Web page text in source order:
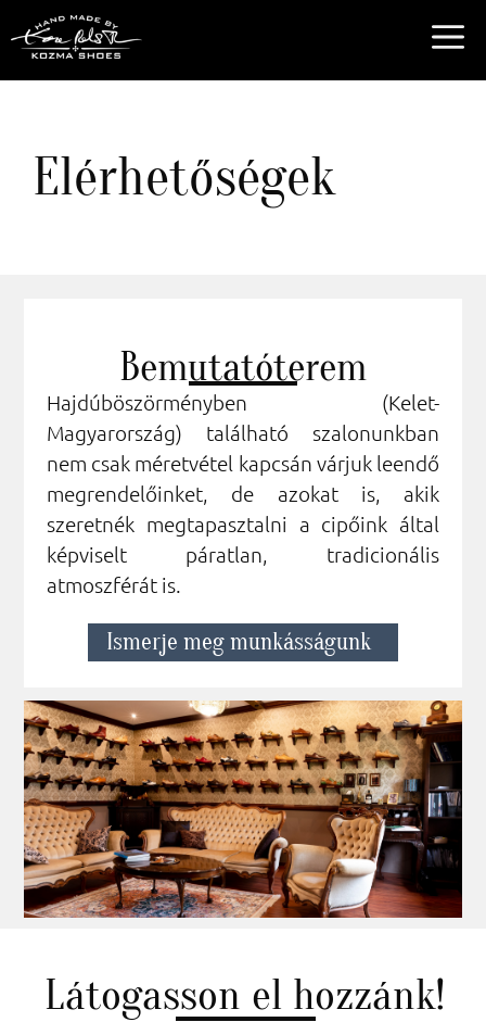
Elérhetőségek
Bemutatóterem
Hajdúböszörményben (Kelet-
Magyarország) található szalonunkban
nem csak méretvétel kapcsán várjuk leendő
megrendelőinket, de azokat is, akik
szeretnék megtapasztalni a cipőink által
képviselt páratlan, tradicionális
atmoszférát is.
Ismerje meg munkásságunk
Látogasson el hozzánk!